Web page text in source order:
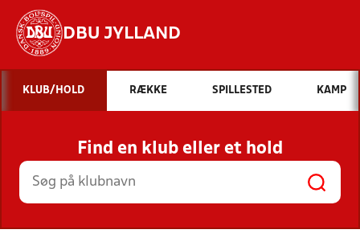
DBU JYLLAND
Hvad vil du søge efter?
INDHOLD OG NYHEDER
STILLINGER, RESULTATER, KLUBBER OG
HOLD
KLUB/HOLD RÆKKE SPILLESTED KAMP
Find en klub eller et hold